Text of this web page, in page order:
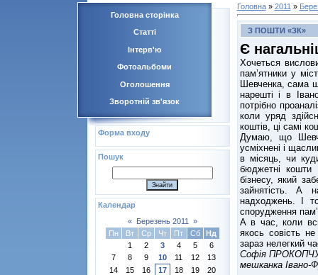
Головна сторінка
Статті
Інтерв'ю
Фотоальбоми
Оголошення
Зворотній зв'язок
Форма входу
Пошук
Календар
«
Березень 2011
»
Пн
Вт Ср Чт Пт Сб
Нд
1
2 3 4 5
6
7
8 9 10 11 12
13
14
15 16 17 18 19
20
Головна» 2011 »
З ПОШТИ «ЗК»
Є
Хочеться
пам’ятники у
Шевченка, сама
нарешті і в
потрібно
коли уряд
коштів, ці самі
Думаю, що
усміхнені і
в місяць, чи
бюджетні кошти
бізнесу, який
зайнятість. А
надходжень. І
спорудження
А в час, коли
якось совість
зараз нелегкий
Софія
мешканка Івано-